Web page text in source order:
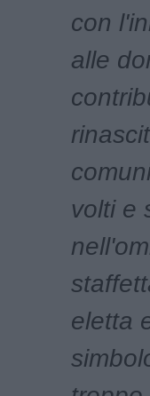
con
alle
volti e
eletta